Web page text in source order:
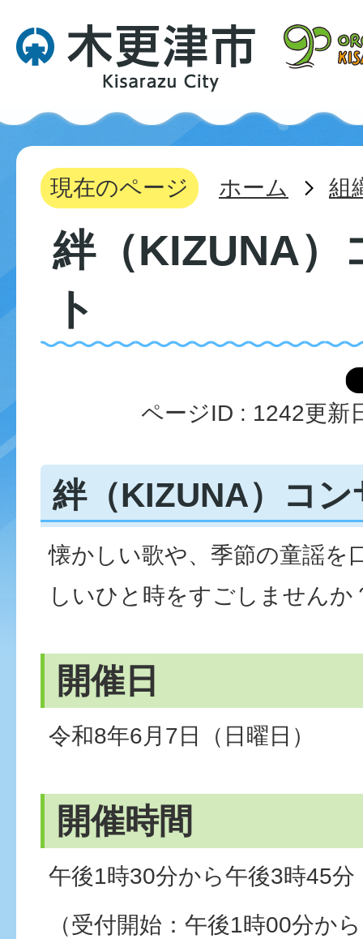
現在のページ ホーム 組
絆（KIZUNA）
ト
ページID : 1242更新
絆（KIZUNA）コン
懐かしい歌や、季節の童謡を
しいひと時をすごしませんか
開催日
令和8年6月7日（日曜日）
開催時間
午後1時30分から午後3時45分
（受付開始：午後1時00分か